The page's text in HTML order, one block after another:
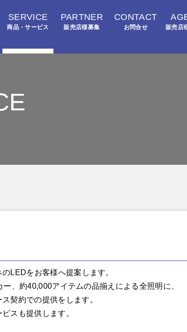
SERVICE
商品・サービス
PARTNER
販売店様募集
CONTACT
お問合せ 販売店
LEDをお客様へ提案します。
、約40,000アイテムの品揃えによる全照明に、
契約での提供をします。
スも提供します。